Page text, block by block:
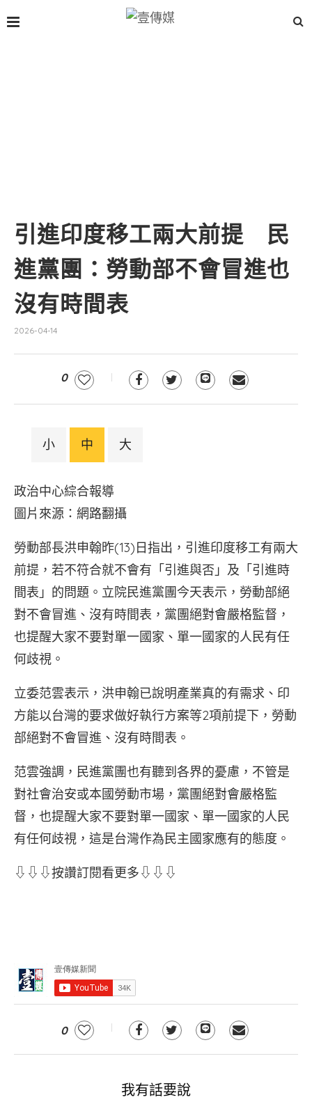
引進印度移工兩大前提 民
進黨團：勞動部不會冒進也
沒有時間表
2026-04-14
0
小 中 大
政治中心綜合報導
圖片來源：網路翻攝
勞動部長洪申翰昨(13)日指出，引進印度移工有兩大
前提，若不符合就不會有「引進與否」及「引進時
間表」的問題。立院民進黨團今天表示，勞動部絕
對不會冒進、沒有時間表，黨團絕對會嚴格監督，
也提醒大家不要對單一國家、單一國家的人民有任
何歧視。
立委范雲表示，洪申翰已說明產業真的有需求、印
方能以台灣的要求做好執行方案等2項前提下，勞動
部絕對不會冒進、沒有時間表。
范雲強調，民進黨團也有聽到各界的憂慮，不管是
對社會治安或本國勞動市場，黨團絕對會嚴格監
督，也提醒大家不要對單一國家、單一國家的人民
有任何歧視，這是台灣作為民主國家應有的態度。
⇩⇩⇩按讚訂閱看更多⇩⇩⇩
0
我有話要說